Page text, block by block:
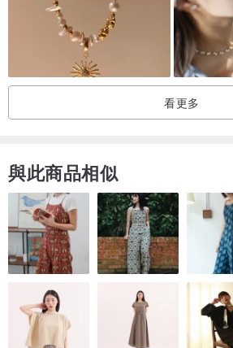
也歡迎至我們工作室參觀實品與試戴。
我們的產品皆為自己設計並於台灣製造
▍關於我們 /
的年輕人所創立。秉持著工藝美術運動般的精
堅持以創新的意念製造與創作每一件作品，
代工業技術的獨特工法展現其獨特的設計觀及
除現有作品外，同時提供各種訂製以及長短
地址：台北市中正區晉江街102號（營業時
歡迎前往參觀，如有更進一步的問題歡迎私
Handcraft · 冶金工邏輯
看更多
與此商品相似